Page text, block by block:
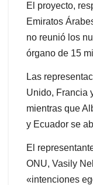
El proyecto,
Emiratos
no reunió los
órgano de 15
Las
Unido, Francia
mientras que
y Ecuador se
El
ONU, Vasily
«intenciones